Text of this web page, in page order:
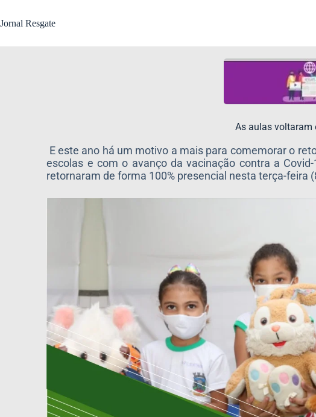
Jornal Resgate
As aulas voltaram
E este ano há um motivo a mais para comemorar o
escolas e com o avanço da vacinação contra a
retornaram de forma 100% presencial nesta terça-feira